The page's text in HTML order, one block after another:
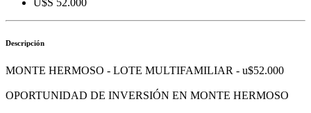
Descripción
MONTE HERMOSO - LOTE MULTIFAMILIAR - u$52.000
OPORTUNIDAD DE INVERSIÓN EN MONTE HERMOSO